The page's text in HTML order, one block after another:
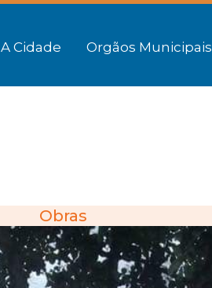
A Cidade Orgãos Municipais
Obras